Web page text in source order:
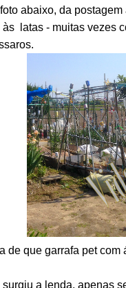
abaixo, da
latas - muitas vezes
de que garrafa pet
a lenda, apenas